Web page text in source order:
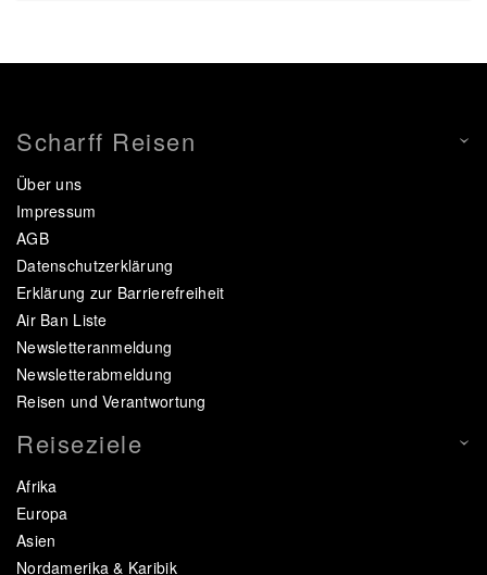
Scharff Reisen
Über uns
Impressum
AGB
Datenschutzerklärung
Erklärung zur Barrierefreiheit
Air Ban Liste
Newsletteranmeldung
Newsletterabmeldung
Reisen und Verantwortung
Reiseziele
Afrika
Europa
Asien
Nordamerika & Karibik